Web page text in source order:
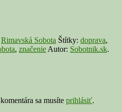
Rimavská Sobota Štítky: doprava,
, značenieAutor: Sobotnik.sk.
sa musíte prihlásiť.